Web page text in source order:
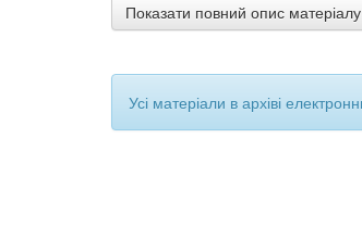
Показати повний опис матеріалу
Усі матеріали в архіві